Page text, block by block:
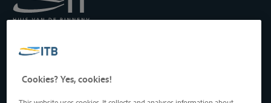
Transport by Inland
Drukpersstraat 19
1000 Brussels, Belgium
Tel: +32 2 217 09 67
Cookies? Yes, cookies!